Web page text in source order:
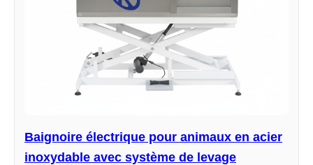
Baignoire électrique pour animaux en acier
inoxydable avec système de levage